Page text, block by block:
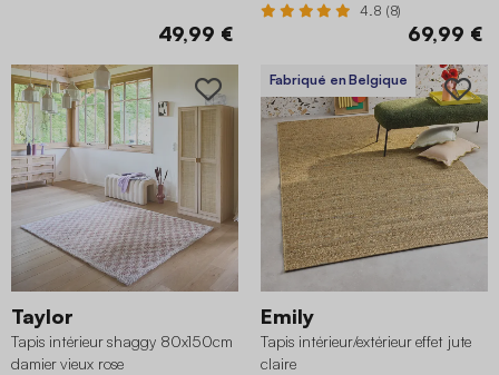
49,99 €
4.8 (8)
69,99 €
Taylor
Tapis intérieur shaggy 80x150cm
damier vieux rose
Fabriqué en Belgique
Emily
Tapis intérieur/extérieur effet jute
claire